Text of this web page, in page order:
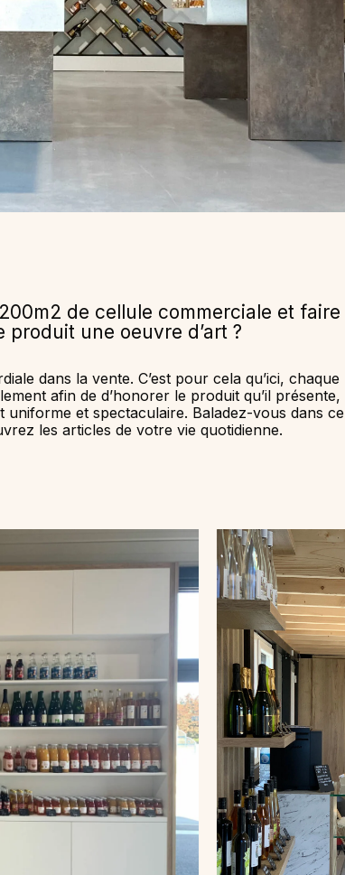
de cellule commerciale et faire
produit une oeuvre d’art ?
dans la vente. C’est pour cela qu’ici, chaque
afin de d’honorer le produit qu’il présente,
uniforme et spectaculaire. Baladez-vous dans ce
les articles de votre vie quotidienne.